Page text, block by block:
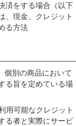
済をする場合（以下
、現金、クレジット
る方法
個別の商品において
る旨を定めている場
用可能なクレジット
る者と実際にサービ